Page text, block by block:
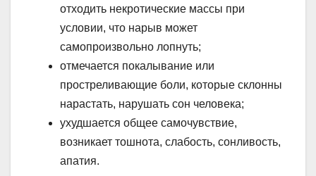
отходить некротические массы при
условии, что нарыв может
самопроизвольно лопнуть;
отмечается покалывание или
простреливающие боли, которые склонны
нарастать, нарушать сон человека;
ухудшается общее самочувствие,
возникает тошнота, слабость, сонливость,
апатия.